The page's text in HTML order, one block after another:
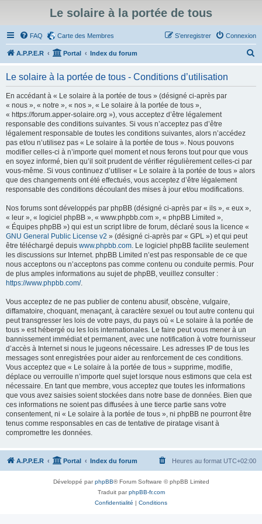
Le solaire à la portée de tous
FAQ Carte des Membres Connexion
S’enregistrer
A.P.P.E.R Portal Index du forum
Le solaire à la portée de tous - Conditions d’utilisation
En accédant à « Le solaire à la portée de tous » (désigné ci-après par
« nous », « notre », « nos », « Le solaire à la portée de tous »,
« https://forum.apper-solaire.org »), vous acceptez d’être légalement
responsable des conditions suivantes. Si vous n’acceptez pas d’être
légalement responsable de toutes les conditions suivantes, alors n’accédez
pas et/ou n’utilisez pas « Le solaire à la portée de tous ». Nous pouvons
modifier celles-ci à n’importe quel moment et nous ferons tout pour que vous
en soyez informé, bien qu’il soit prudent de vérifier régulièrement celles-ci par
vous-même. Si vous continuez d’utiliser « Le solaire à la portée de tous » alors
que des changements ont été effectués, vous acceptez d’être légalement
responsable des conditions découlant des mises à jour et/ou modifications.
Nos forums sont développés par phpBB (désigné ci-après par « ils », « eux »,
« leur », « logiciel phpBB », « www.phpbb.com », « phpBB Limited »,
« Équipes phpBB ») qui est un script libre de forum, déclaré sous la licence «
GNU General Public License v2 » (désigné ci-après par « GPL ») et qui peut
être téléchargé depuis www.phpbb.com. Le logiciel phpBB facilite seulement
les discussions sur Internet. phpBB Limited n’est pas responsable de ce que
nous acceptons ou n’acceptons pas comme contenu ou conduite permis. Pour
de plus amples informations au sujet de phpBB, veuillez consulter :
https://www.phpbb.com/.
Vous acceptez de ne pas publier de contenu abusif, obscène, vulgaire,
diffamatoire, choquant, menaçant, à caractère sexuel ou tout autre contenu qui
peut transgresser les lois de votre pays, du pays où « Le solaire à la portée de
tous » est hébergé ou les lois internationales. Le faire peut vous mener à un
bannissement immédiat et permanent, avec une notification à votre fournisseur
d’accès à Internet si nous le jugeons nécessaire. Les adresses IP de tous les
messages sont enregistrées pour aider au renforcement de ces conditions.
Vous acceptez que « Le solaire à la portée de tous » supprime, modifie,
déplace ou verrouille n’importe quel sujet lorsque nous estimons que cela est
nécessaire. En tant que membre, vous acceptez que toutes les informations
que vous avez saisies soient stockées dans notre base de données. Bien que
ces informations ne soient pas diffusées à une tierce partie sans votre
consentement, ni « Le solaire à la portée de tous », ni phpBB ne pourront être
tenus comme responsables en cas de tentative de piratage visant à
compromettre les données.
A.P.P.E.R Portal Index du forum Heures au format UTC+02:00
Développé parphpBB® Forum Software © phpBB Limited
Traduit parphpBB-fr.com
Confidentialité | Conditions